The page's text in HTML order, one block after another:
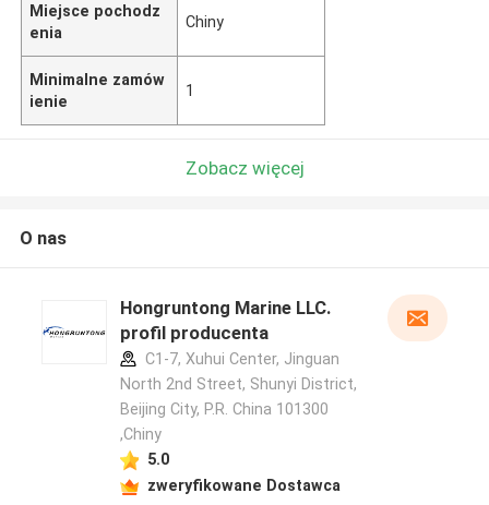
Miejsce pochodz
enia
Chiny
Minimalne zamów
ienie
1
Zobacz więcej
O nas
Hongruntong Marine LLC.
profil producenta
C1-7, Xuhui Center, Jinguan
North 2nd Street, Shunyi District,
Beijing City, P.R. China 101300
,Chiny
5.0
zweryfikowane Dostawca